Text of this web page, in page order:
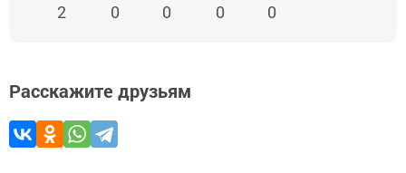
2 0 0 0 0
Расскажите друзьям